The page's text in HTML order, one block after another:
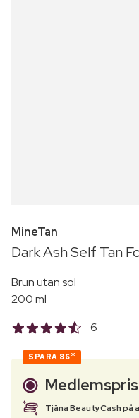
MineTan
Dark Ash Self Tan
Brun utan sol
200 ml
6
SPARA 8600
Medlemspris
Tjäna BeautyCash på